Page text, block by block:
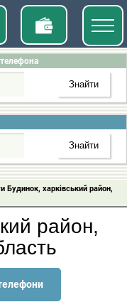
Будинок, харківський район,
район,